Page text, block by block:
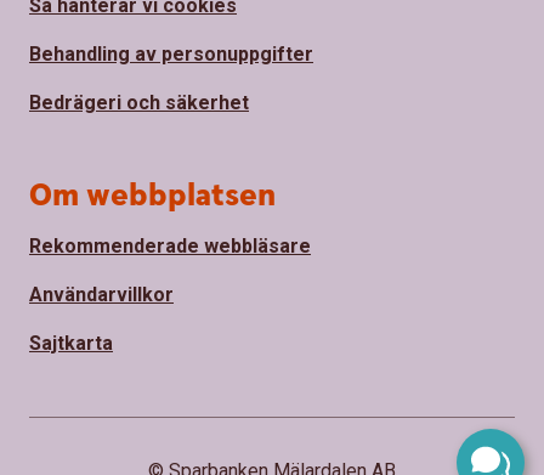
Så hanterar vi cookies
Behandling av personuppgifter
Bedrägeri och säkerhet
Om webbplatsen
Rekommenderade webbläsare
Användarvillkor
Sajtkarta